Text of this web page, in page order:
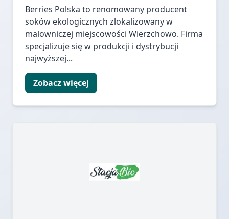
Berries Polska to renomowany producent
soków ekologicznych zlokalizowany w
malowniczej miejscowości Wierzchowo. Firma
specjalizuje się w produkcji i dystrybucji
najwyższej...
Zobacz więcej